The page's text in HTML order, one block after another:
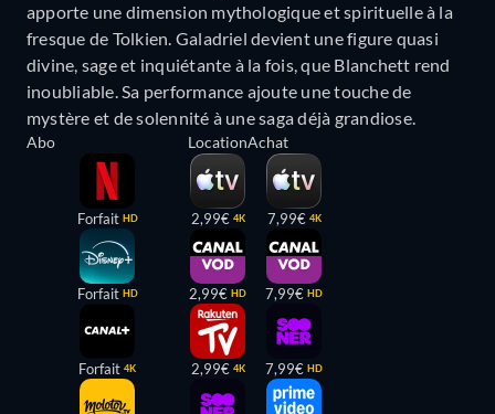
apporte une dimension mythologique et spirituelle à la
fresque de Tolkien. Galadriel devient une figure quasi
divine, sage et inquiétante à la fois, que Blanchett rend
inoubliable. Sa performance ajoute une touche de
mystère et de solennité à une saga déjà grandiose.
Abo
Forfait HD
Forfait HD
Forfait 4K
Location
2,99€ 4K
2,99€ HD
2,99€ 4K
Achat
7,99€ 4K
7,99€ HD
7,99€ HD